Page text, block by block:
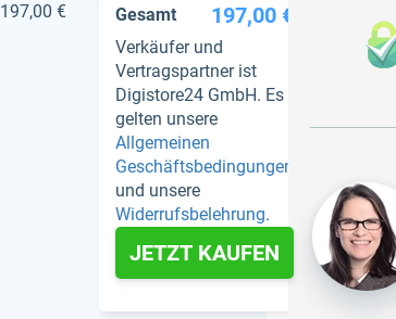
197,00 € Gesamt 197,00 €
Verkäufer und
Vertragspartner ist
Digistore24 GmbH. Es
gelten unsere
Allgemeinen
Geschäftsbedingungen
und unsere
Widerrufsbelehrung.
JETZT KAUFEN